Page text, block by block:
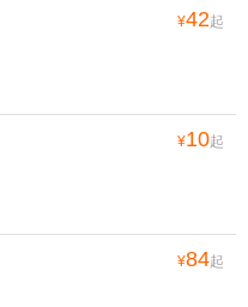
¥42起
¥10起
¥84起